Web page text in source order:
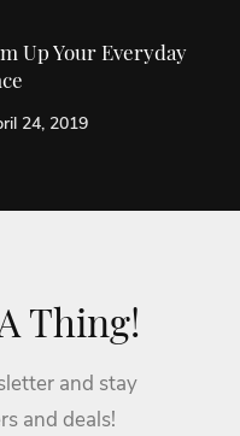
Up Your Everyday
24, 2019
Thing!
and stay
and deals!